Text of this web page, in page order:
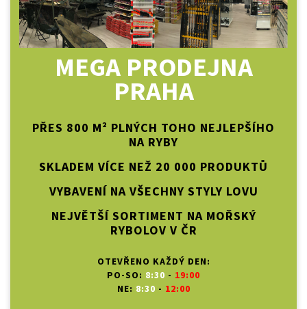
MEGA PRODEJNA
PRAHA
PŘES 800 M² PLNÝCH TOHO NEJLEPŠÍHO
NA RYBY
SKLADEM VÍCE NEŽ 20 000 PRODUKTŮ
VYBAVENÍ NA VŠECHNY STYLY LOVU
NEJVĚTŠÍ SORTIMENT NA MOŘSKÝ
RYBOLOV V ČR
OTEVŘENO KAŽDÝ DEN:
PO-SO: 8:30 - 19:00
NE: 8:30 - 12:00